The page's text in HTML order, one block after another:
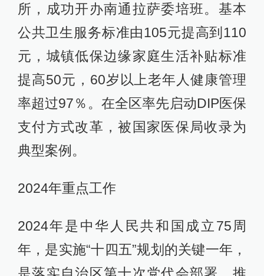
所，成功开办南通拉萨委培班。基本
公共卫生服务标准由105元提高到110
元，城镇低保边缘家庭生活补贴标准
提高50元，60岁以上老年人健康管理
率超过97％。在全区率先启动DIP医保
支付方式改革，被国家医保局收录为
典型案例。
2024年重点工作
2024年是中华人民共和国成立75周
年，是实施“十四五”规划的关键一年，
是落实自治区第十次党代会部署、推